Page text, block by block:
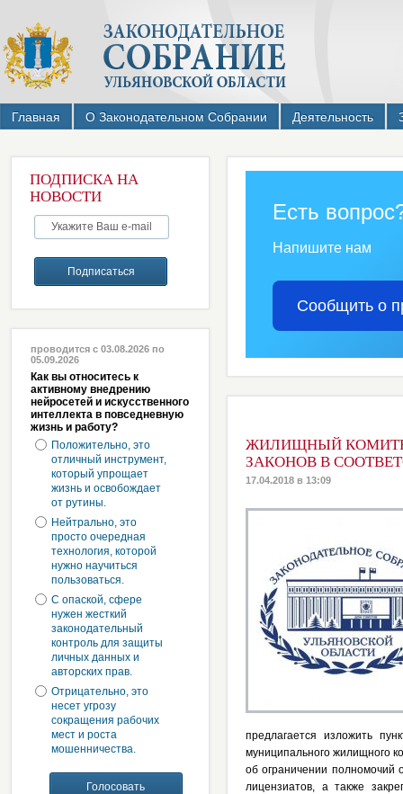
Главная О Законодательном Собрании Деятельность
ПОДПИСКА НА
НОВОСТИ
проводится с 03.08.2026 по
05.09.2026
Как вы относитесь к
активному внедрению
нейросетей и искусственного
интеллекта в повседневную
жизнь и работу?
Положительно, это
отличный инструмент,
который упрощает
жизнь и освобождает
от рутины.
Нейтрально, это
просто очередная
технология, которой
нужно научиться
пользоваться.
С опаской, сфере
нужен жесткий
законодательный
контроль для защиты
личных данных и
авторских прав.
Отрицательно, это
несет угрозу
сокращения рабочих
мест и роста
мошенничества.
Есть
Напишите нам
Сообщить о
ЖИЛИЩНЫЙ
ЗАКОНОВ В
17.04.2018 в 13:09
предлагается изложить
муниципального жилищного
об ограничении полномочий
лицензиатов, а также